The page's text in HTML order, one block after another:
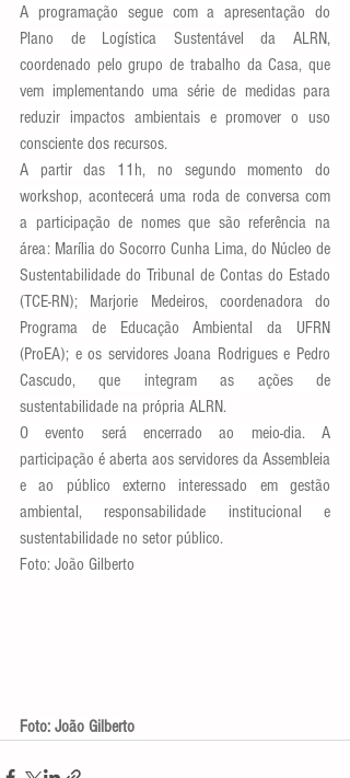
A programação segue com a apresentação do
Plano de Logística Sustentável da ALRN,
coordenado pelo grupo de trabalho da Casa, que
vem implementando uma série de medidas para
reduzir impactos ambientais e promover o uso
consciente dos recursos.
A partir das 11h, no segundo momento do
workshop, acontecerá uma roda de conversa com
a participação de nomes que são referência na
área: Marília do Socorro Cunha Lima, do Núcleo de
Sustentabilidade do Tribunal de Contas do Estado
(TCE-RN); Marjorie Medeiros, coordenadora do
Programa de Educação Ambiental da UFRN
(ProEA); e os servidores Joana Rodrigues e Pedro
Cascudo, que integram as ações de
sustentabilidade na própria ALRN.
O evento será encerrado ao meio-dia. A
participação é aberta aos servidores da Assembleia
e ao público externo interessado em gestão
ambiental, responsabilidade institucional e
sustentabilidade no setor público.
Foto: João Gilberto
Foto: João Gilberto